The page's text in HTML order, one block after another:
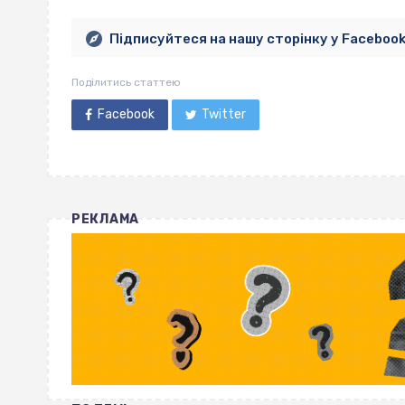
Підписуйтеся на нашу сторінку у Facebook
Поділитись статтею
Facebook Twitter
РЕКЛАМА